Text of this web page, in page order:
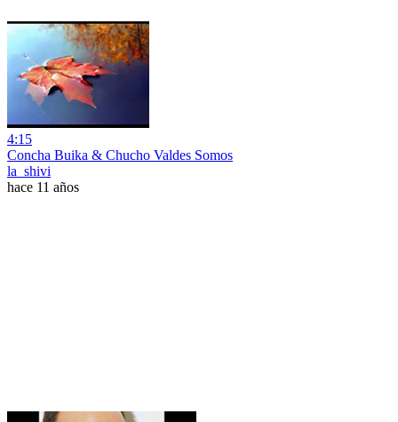
4:15
Concha Buika & Chucho Valdes Somos
la_shivi
hace 11 años